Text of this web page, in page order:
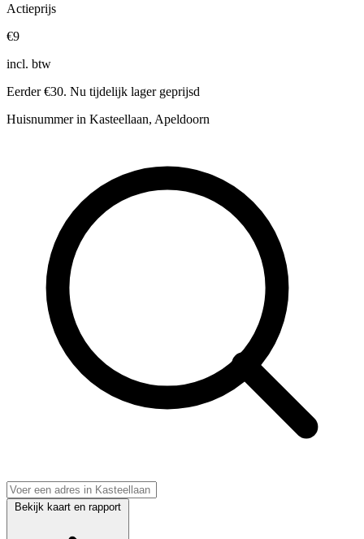
Actieprijs
€9
incl. btw
Eerder €30. Nu tijdelijk lager geprijsd
Huisnummer in Kasteellaan, Apeldoorn
Bekijk kaart en rapport